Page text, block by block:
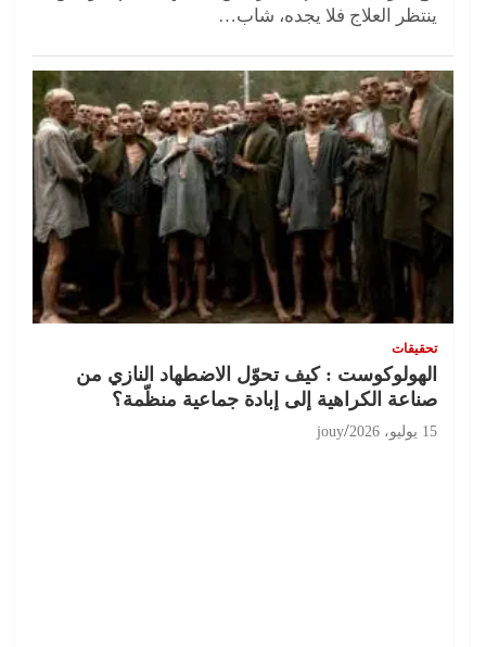
ينتظر العلاج فلا يجده، شاب…
تحقيقات
الهولوكوست : كيف تحوّل الاضطهاد النازي من
صناعة الكراهية إلى إبادة جماعية منظّمة؟
15 يوليو، 2026 jouy